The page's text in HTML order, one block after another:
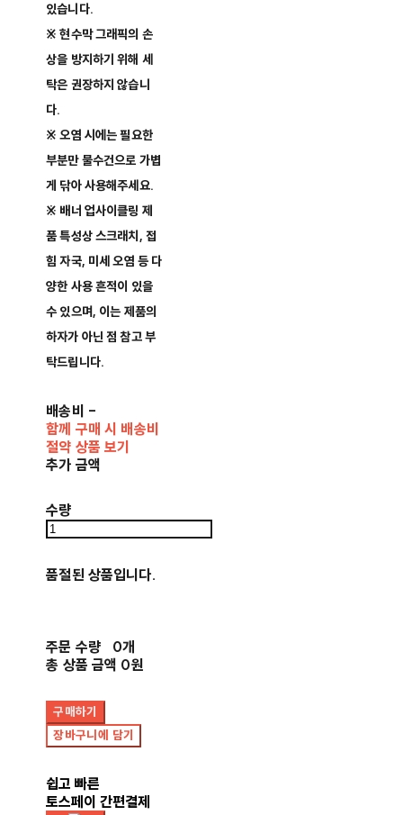
있습니다.
※ 현수막 그래픽의 손
상을 방지하기 위해 세
탁은 권장하지 않습니
다.
※ 오염 시에는 필요한
부분만 물수건으로 가볍
게 닦아 사용해주세요.
※ 배너 업사이클링 제
품 특성상 스크래치, 접
힘 자국, 미세 오염 등 다
양한 사용 흔적이 있을
수 있으며, 이는 제품의
하자가 아닌 점 참고 부
탁드립니다.
배송비 -
함께 구매 시 배송비
절약 상품 보기
추가 금액
수량
품절된 상품입니다.
주문 수량
0개
총 상품 금액 0원
구매하기
장바구니에 담기
쉽고 빠른
토스페이 간편결제